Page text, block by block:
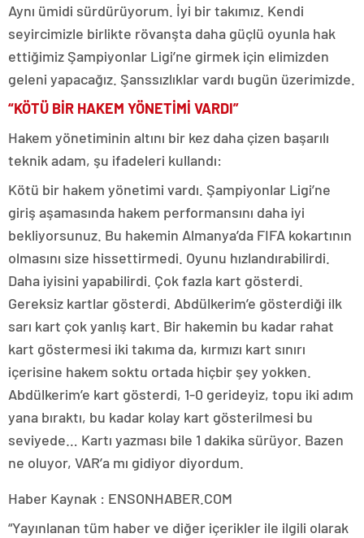
Aynı ümidi sürdürüyorum. İyi bir takımız. Kendi
seyircimizle birlikte rövanşta daha güçlü oyunla hak
ettiğimiz Şampiyonlar Ligi’ne girmek için elimizden
geleni yapacağız. Şanssızlıklar vardı bugün üzerimizde.
“KÖTÜ BİR HAKEM YÖNETİMİ VARDI”
Hakem yönetiminin altını bir kez daha çizen başarılı
teknik adam, şu ifadeleri kullandı:
Kötü bir hakem yönetimi vardı. Şampiyonlar Ligi’ne
giriş aşamasında hakem performansını daha iyi
bekliyorsunuz. Bu hakemin Almanya’da FIFA kokartının
olmasını size hissettirmedi. Oyunu hızlandırabilirdi.
Daha iyisini yapabilirdi. Çok fazla kart gösterdi.
Gereksiz kartlar gösterdi. Abdülkerim’e gösterdiği ilk
sarı kart çok yanlış kart. Bir hakemin bu kadar rahat
kart göstermesi iki takıma da, kırmızı kart sınırı
içerisine hakem soktu ortada hiçbir şey yokken.
Abdülkerim’e kart gösterdi, 1-0 gerideyiz, topu iki adım
yana bıraktı, bu kadar kolay kart gösterilmesi bu
seviyede… Kartı yazması bile 1 dakika sürüyor. Bazen
ne oluyor, VAR’a mı gidiyor diyordum.
Haber Kaynak : ENSONHABER.COM
“Yayınlanan tüm haber ve diğer içerikler ile ilgili olarak